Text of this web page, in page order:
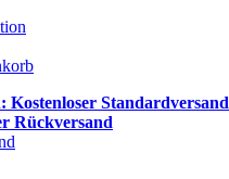
Kostenloser Standardversand
Rückversand